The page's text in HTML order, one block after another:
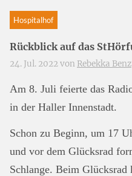
Hospitalhof
Rückblick auf das
24. Jul. 2022 von Rebekka Benz
Am 8. Juli feierte das
in der Haller Innenstadt.
Schon zu Beginn, um 17
und vor dem Glücksrad
Schlange. Beim Glücksrad